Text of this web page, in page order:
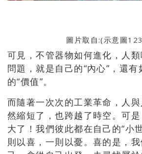
圖片取自:(示意圖
可見，不管器物如何進化，人
問題，就是自己的“內心”，還有
的“價值”。
而隨著一次次的工業革命，人
然縮短了，也跨越了時空。可
大了！我們彼此都在自己的“小
則以喜，一則以憂。喜的是，